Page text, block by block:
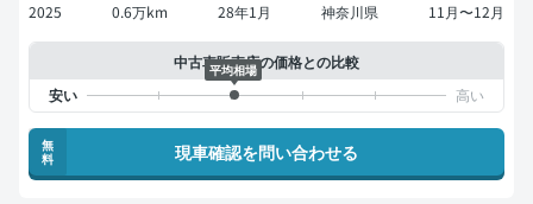
2025 0.6万km 28年1月 神奈川県 11月〜12月
中古車販売店の価格との比較
平均相場
無
料
現車確認を問い合わせる